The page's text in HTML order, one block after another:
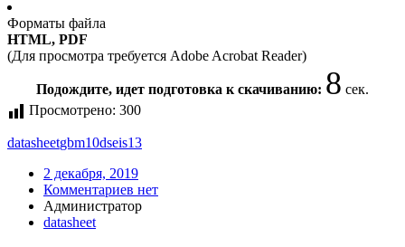
Форматы файла
HTML, PDF
(Для просмотра требуется Adobe Acrobat Reader)
Подождите, идет подготовка к скачиванию: 8 сек.
Просмотрено: 300
datasheetgbm10dseis13
2 декабря, 2019
Комментариев нет
Администратор
datasheet